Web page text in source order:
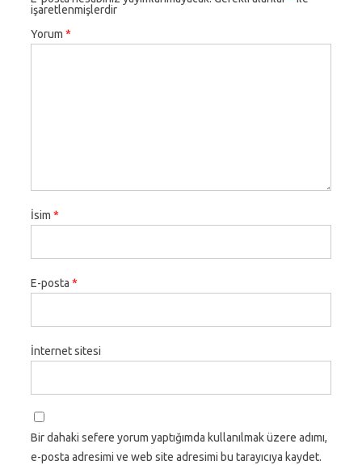
işaretlenmişlerdir
Yorum *
İsim *
E-posta *
İnternet sitesi
Bir dahaki sefere yorum yaptığımda kullanılmak üzere adımı,
e-posta adresimi ve web site adresimi bu tarayıcıya kaydet.